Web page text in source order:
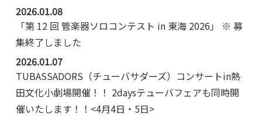
2026.01.08
「第 12 回 管楽器ソロコンテスト in 東海 2026」 ※ 募
集終了しました
2026.01.07
TUBASSADORS（チューバサダーズ）コンサートin熱
田文化小劇場開催！！ 2daysテューバフェアも同時開
催いたします！！<4月4日・5日>